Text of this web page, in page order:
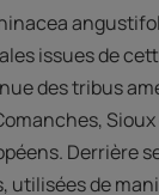
issues de
des tribus
Derrière
utilisées de